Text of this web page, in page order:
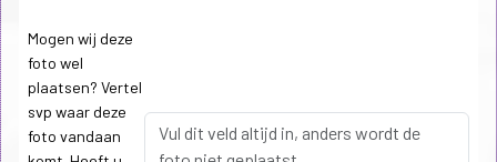
Mogen wij deze
foto wel
plaatsen? Vertel
svp waar deze
foto vandaan